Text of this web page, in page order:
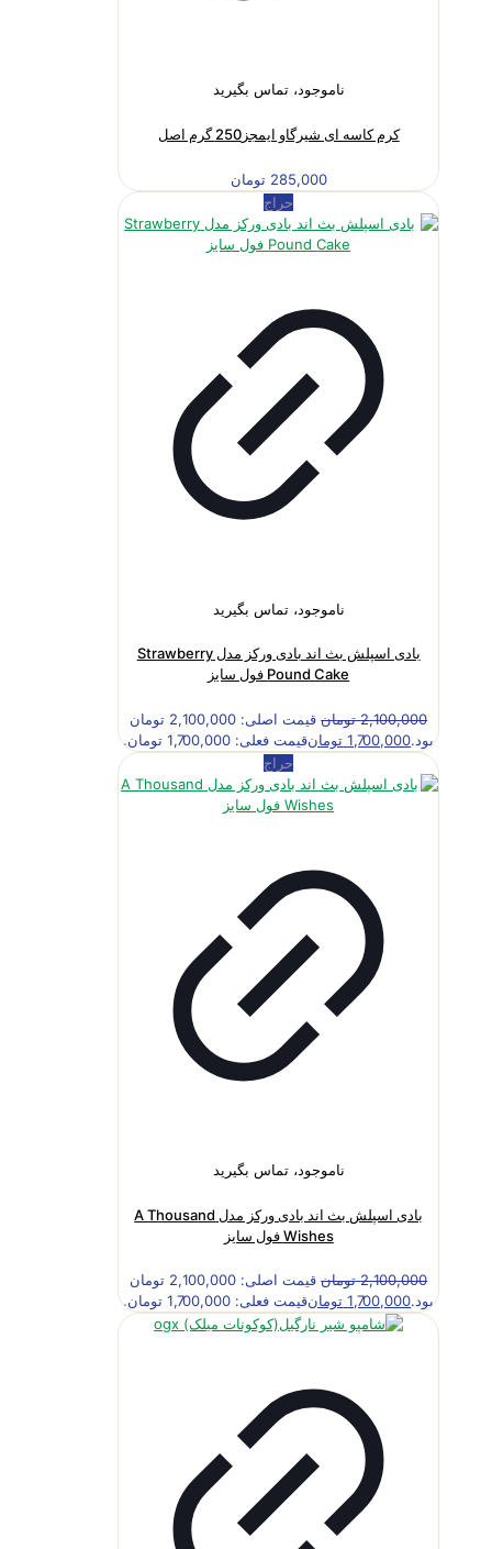
ناموجود، تماس بگیرید
کرم کاسه ای شیرگاو ایمجز250 گرم اصل
285,000 تومان
حراج
ناموجود، تماس بگیرید
بادی اسپلش بث اند بادی ورکز مدل Strawberry
Pound Cake فول سایز
2,100,000 تومان
قیمت اصلی: 2,100,000 تومان
بود.1,700,000 تومانقیمت فعلی: 1,700,000 تومان.
حراج
ناموجود، تماس بگیرید
بادی اسپلش بث اند بادی ورکز مدل A Thousand
Wishes فول سایز
2,100,000 تومان
قیمت اصلی: 2,100,000 تومان
بود.1,700,000 تومانقیمت فعلی: 1,700,000 تومان.